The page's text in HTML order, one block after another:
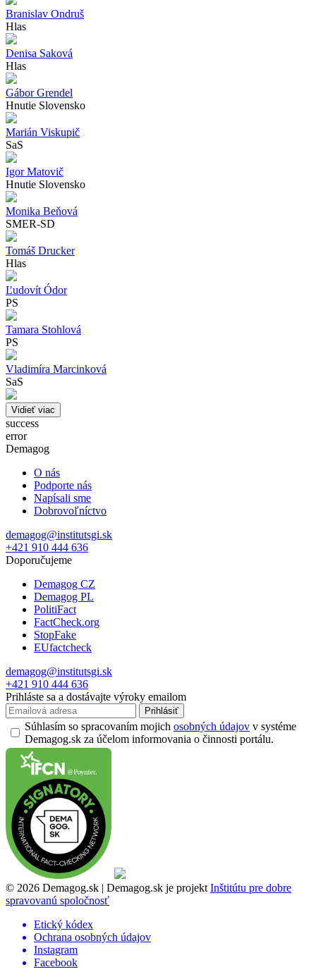
Branislav Ondruš
Hlas
Denisa Saková
Hlas
Gábor Grendel
Hnutie Slovensko
Marián Viskupič
SaS
Igor Matovič
Hnutie Slovensko
Monika Beňová
SMER-SD
Tomáš Drucker
Hlas
Ľudovít Ódor
PS
Tamara Stohlová
PS
Vladimíra Marcinková
SaS
Vidieť viac
success
error
Demagog
O nás
Podporte nás
Napísali sme
Dobrovoľníctvo
demagog@institutsgi.sk
+421 910 444 636
Doporučujeme
Demagog CZ
Demagog PL
PolitiFact
FactCheck.org
StopFake
EUfactcheck
demagog@institutsgi.sk
+421 910 444 636
Prihláste sa a dostávajte výroky emailom
Prihlásiť
Súhlasím so spracovaním mojich osobných údajov v systéme
Demagog.sk za účelom informovania o činnosti portálu.
© 2026 Demagog.sk | Demagog.sk je projekt Inštitútu pre dobre
spravovanú spoločnosť
Etický kódex
Ochrana osobných údajov
Instagram
Facebook